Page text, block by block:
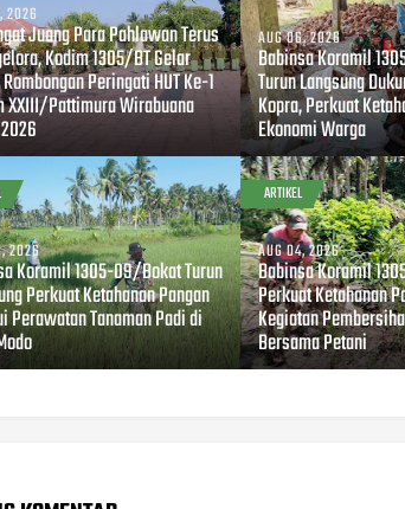
2026
Juang Para Pahlawan Terus
Kodim 1305/BT Gelar
Peringati HUT Ke-1
XXIII/Pattimura Wirabuana
AUG 06, 2026
Babinsa Koramil
Turun Langsung
Kopra, Perkuat
Ekonomi Warga
2026
Koramil 1305-09/Bokat Turun
Perkuat Ketahanan Pangan
Perawatan Tanaman Padi di
ARTIKEL
AUG 04, 2026
Babinsa Koramil
Perkuat Ketahanan
Kegiatan
Bersama Petani